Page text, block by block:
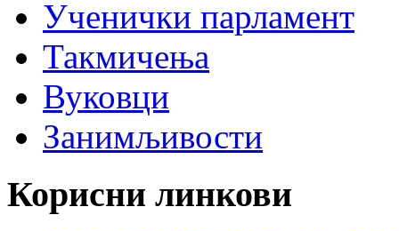
Ученички парламент
Такмичења
Вуковци
Занимљивости
Корисни линкови